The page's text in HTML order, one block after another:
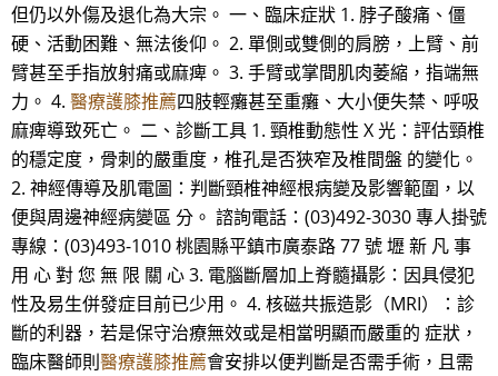
但仍以外傷及退化為大宗。 一、臨床症狀 1. 脖子酸痛、僵
硬、活動困難、無法後仰。 2. 單側或雙側的肩膀，上臂、前
臂甚至手指放射痛或麻痺。 3. 手臂或掌間肌肉萎縮，指端無
力。 4. 醫療護膝推薦四肢輕癱甚至重癱、大小便失禁、呼吸
麻痺導致死亡。 二、診斷工具 1. 頸椎動態性 X 光：評估頸椎
的穩定度，骨刺的嚴重度，椎孔是否狹窄及椎間盤 的變化。
2. 神經傳導及肌電圖：判斷頸椎神經根病變及影響範圍，以
便與周邊神經病變區 分。 諮詢電話：(03)492-3030 專人掛號
專線：(03)493-1010 桃園縣平鎮市廣泰路 77 號 壢 新 凡 事
用 心 對 您 無 限 關 心 3. 電腦斷層加上脊髓攝影：因具侵犯
性及易生併發症目前已少用。 4. 核磁共振造影（MRI）：診
斷的利器，若是保守治療無效或是相當明顯而嚴重的 症狀，
臨床醫師則醫療護膝推薦會安排以便判斷是否需手術，且需